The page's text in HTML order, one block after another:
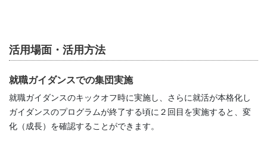
活用場面・活用方法
就職ガイダンスでの集団実施
就職ガイダンスのキックオフ時に実施し、さらに就活が本格化し
ガイダンスのプログラムが終了する頃に２回目を実施すると、変
化（成長）を確認することができます。